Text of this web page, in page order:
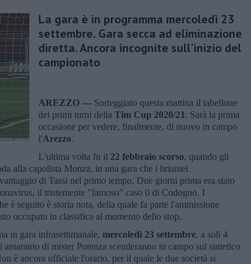
La gara è in programma mercoledì 23
settembre. Gara secca ad eliminazione
diretta. Ancora incognite sull'inizio del
campionato
AREZZO — Sorteggiato questa mattina il tabellone
dei primi turni della Tim Cup 2020/21 . Sarà la prima
occasione per vedere, finalmente, di nuovo in campo
l'Arezzo.
L'ultima volta fu il 22 febbraio scorso, quando gli
alla capolista Monza, in una gara che i briantei
di Tassi nel primo tempo. Due giorni prima era stato
il tristemente "famoso" caso 0 di Codogno. I
è seguito è storia nota, della quale fa parte l'ammissione
occupato in classifica al momento dello stop.
in gara infrasettimanale, mercoledì 23 settembre, a soli 4
di mister Potenza scenderanno in campo sul sintetico
è ancora ufficiale l'orario, per il quale le due società si